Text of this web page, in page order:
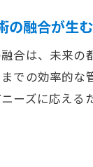
の融合が生
合は、未来
での効率的
ーズに応える